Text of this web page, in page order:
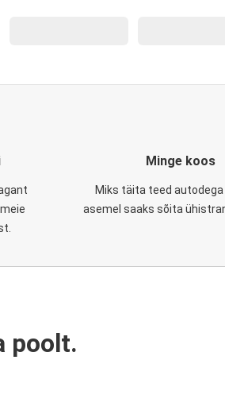
Minge koos
Miks täita teed autodega
asemel saaks sõita
poolt.